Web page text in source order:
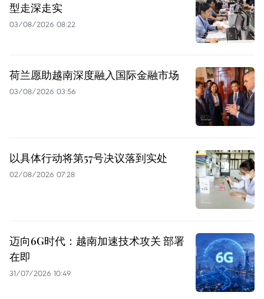
型走深走实
03/08/2026 08:22
荷兰愿助越南深度融入国际金融市场
03/08/2026 03:56
以具体行动将第57号决议落到实处
02/08/2026 07:28
迈向6G时代：越南加速技术攻关 部署
在即
31/07/2026 10:49